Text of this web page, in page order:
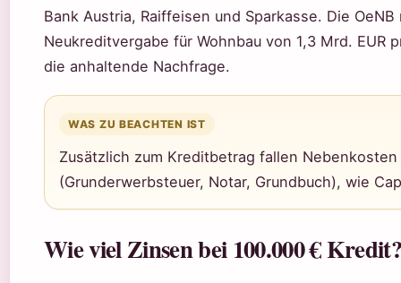
Bank Austria, Raiffeisen und Sparkasse. Die
Neukreditvergabe für Wohnbau von 1,3 Mrd. EUR
die anhaltende Nachfrage.
WAS ZU BEACHTEN IST
Zusätzlich zum Kreditbetrag fallen
(Grunderwerbsteuer, Notar, Grundbuch), wie
Wie viel Zinsen bei 100.000 €